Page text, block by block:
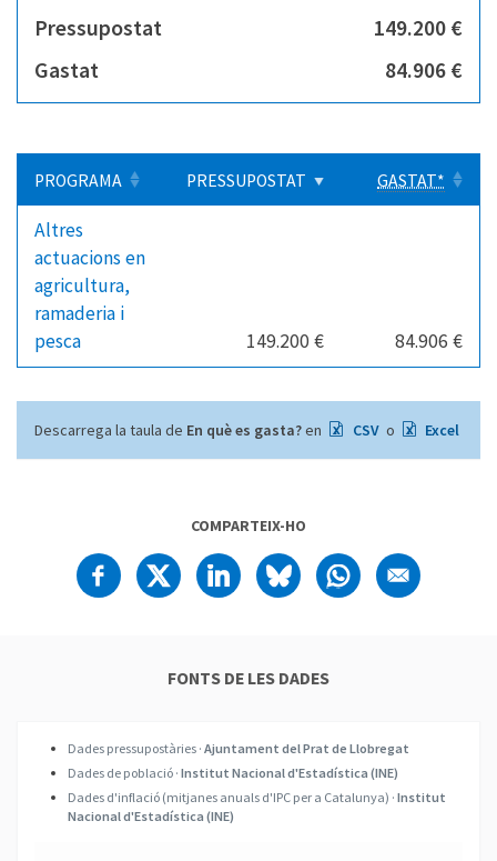
Pressupostat
149.200 €
Gastat
84.906 €
PROGRAMA PRESSUPOSTAT GASTAT*
Altres
actuacions en
agricultura,
ramaderia i
pesca
149.200 € 84.906 €
Descarrega la taula de En què es gasta?en CSV o Excel
COMPARTEIX-HO
FONTS DE LES DADES
Dades pressupostàries · Ajuntament del Prat de Llobregat
Dades de població · Institut Nacional d'Estadística (INE)
Dades d'inflació (mitjanes anuals d'IPC per a Catalunya) · Institut
Nacional d'Estadística (INE)